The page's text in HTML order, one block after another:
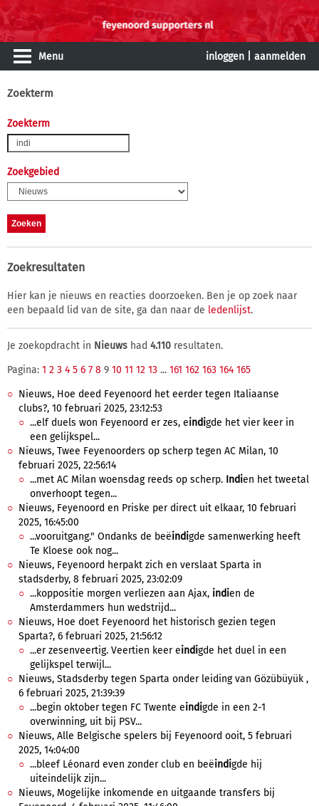
Menu inloggen aanmelden
Zoekterm
Zoekterm
Zoekgebied
Zoekresultaten
Hier kan je nieuws en reacties doorzoeken. Ben je op zoek naar
een bepaald lid van de site, ga dan naar de ledenlijst.
Je zoekopdracht in Nieuws had 4.110 resultaten.
Pagina: 1 2 3 4 5 6 7 8 9 10 11 12 13 ... 161 162 163 164 165
Nieuws, Hoe deed Feyenoord het eerder tegen Italiaanse
clubs?, 10 februari 2025, 23:12:53
...elf duels won Feyenoord er zes, eindigde het vier keer in
een gelijkspel...
Nieuws, Twee Feyenoorders op scherp tegen AC Milan, 10
februari 2025, 22:56:14
...met AC Milan woensdag reeds op scherp. Indien het tweetal
onverhoopt tegen...
Nieuws, Feyenoord en Priske per direct uit elkaar, 10 februari
2025, 16:45:00
...vooruitgang." Ondanks de beëindigde samenwerking heeft
Te Kloese ook nog...
Nieuws, Feyenoord herpakt zich en verslaat Sparta in
stadsderby, 8 februari 2025, 23:02:09
...koppositie morgen verliezen aan Ajax, indien de
Amsterdammers hun wedstrijd...
Nieuws, Hoe doet Feyenoord het historisch gezien tegen
Sparta?, 6 februari 2025, 21:56:12
...er zesenveertig. Veertien keer eindigde het duel in een
gelijkspel terwijl...
Nieuws, Stadsderby tegen Sparta onder leiding van Gözübüyük ,
6 februari 2025, 21:39:39
...begin oktober tegen FC Twente eindigde in een 2-1
overwinning, uit bij PSV...
Nieuws, Alle Belgische spelers bij Feyenoord ooit, 5 februari
2025, 14:04:00
...bleef Léonard even zonder club en beëindigde hij
uiteindelijk zijn...
Nieuws, Mogelijke inkomende en uitgaande transfers bij